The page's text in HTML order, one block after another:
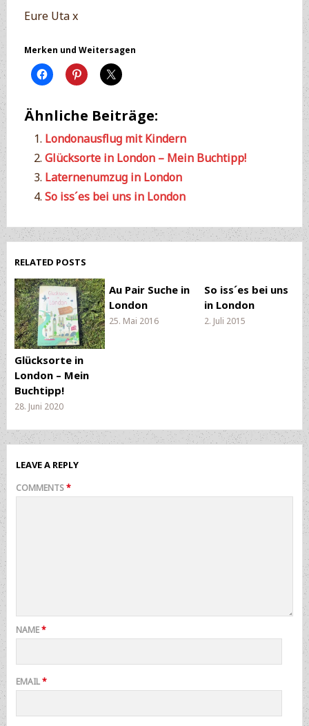
Eure Uta x
Merken und Weitersagen
Ähnliche Beiträge:
Londonausflug mit Kindern
Glücksorte in London – Mein Buchtipp!
Laternenumzug in London
So iss´es bei uns in London
RELATED POSTS
Glücksorte in
London – Mein
Buchtipp!
28. Juni 2020
Au Pair Suche in
London
25. Mai 2016
So iss´es bei uns
in London
2. Juli 2015
LEAVE A REPLY
COMMENTS*
NAME*
EMAIL*